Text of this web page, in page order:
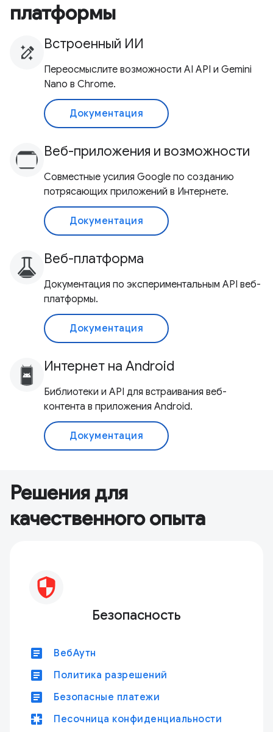
платформы
Встроенный ИИ
Переосмыслите возможности AI API и Gemini
Nano в Chrome.
Документация
Веб-приложения и возможности
Совместные усилия Google по созданию
потрясающих приложений в Интернете.
Документация
Веб-платформа
Документация по экспериментальным API веб-
платформы.
Документация
Интернет на Android
Библиотеки и API для встраивания веб-
контента в приложения Android.
Документация
Решения для
качественного опыта
Безопасность
article ВебАутн
article Политика разрешений
article Безопасные платежи
pages Песочница конфиденциальности